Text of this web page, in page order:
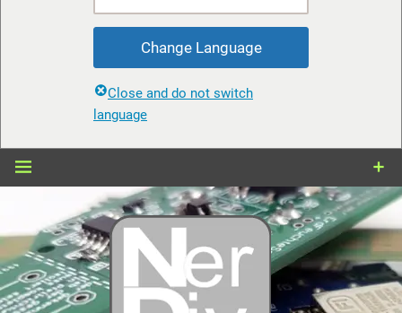
Change Language
Close and do not switch
language
Zum
–